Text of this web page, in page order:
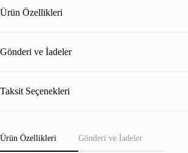
Ürün Özellikleri
Gönderi ve İadeler
Taksit Seçenekleri
Ürün Özellikleri Gönderi ve İadeler